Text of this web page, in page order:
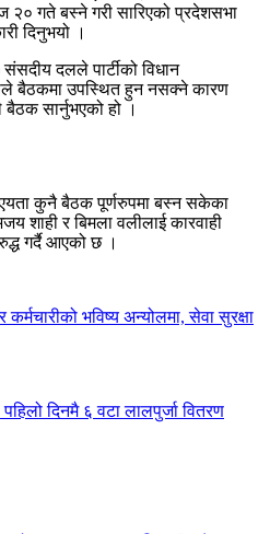
२० गते बस्ने गरी सारिएको प्रदेशसभा
दिनुभयो ।
दलले पार्टीको विधान
बैठकमा उपस्थित हुन नसक्ने कारण
बैठक सार्नुभएको हो ।
कुनै बैठक पूर्णरुपमा बस्न सकेका
शाही र बिमला वलीलाई कारवाही
गर्दै आएको छ ।
भविष्य अन्योलमा, सेवा सुरक्षा
दिनमै ६ वटा लालपुर्जा वितरण